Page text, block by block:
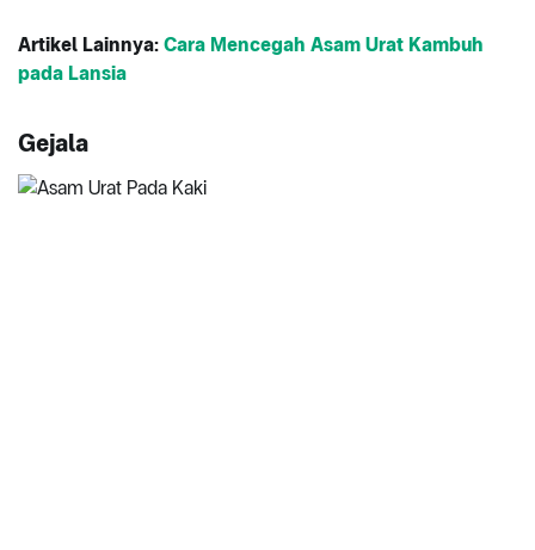
Artikel Lainnya: Cara Mencegah Asam Urat Kambuh
pada Lansia
Gejala